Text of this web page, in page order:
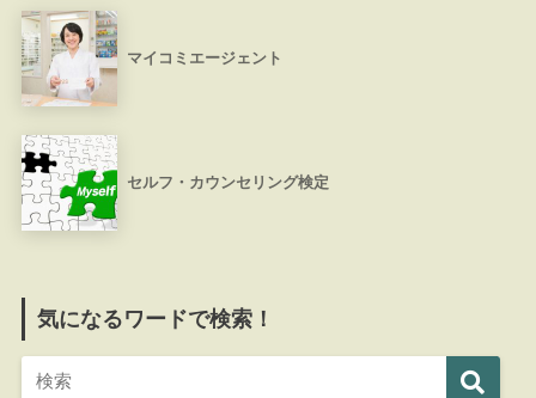
マイコミエージェント
セルフ・カウンセリング検定
気になるワードで検索！